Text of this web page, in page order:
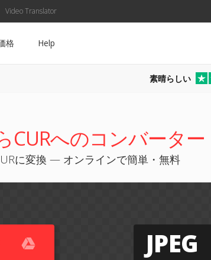
Video Translator
格 Help
素晴らしい
CURへのコンバーター
に変換 — オンラインで簡単・無料
JPEG